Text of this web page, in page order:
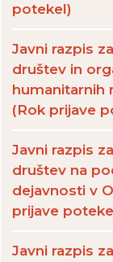
potekel)
Javni razpis
društev in
humanitarnih
(Rok prijave
Javni razpis
društev na
dejavnosti v
prijave
Javni razpis